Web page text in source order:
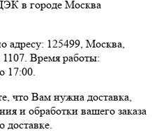
в городе Москва
адресу: 125499, Москва,
Время работы:
17:00.
что Вам нужна доставка,
и обработки вашего заказа